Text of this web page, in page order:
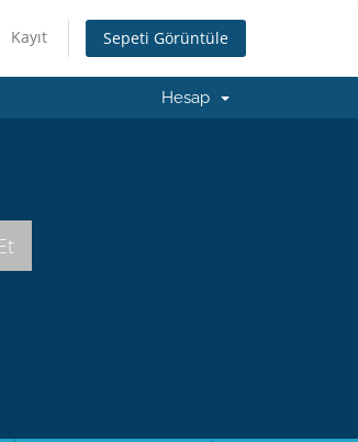
Kayıt Sepeti Görüntüle
Hesap